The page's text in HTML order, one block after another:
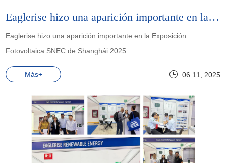
Eaglerise hizo una aparición importante en la Exposición Fotovoltaica SNEC de Shanghái 2025
Eaglerise hizo una aparición importante en la Exposición
Fotovoltaica SNEC de Shanghái 2025
Más+ 06 11, 2025